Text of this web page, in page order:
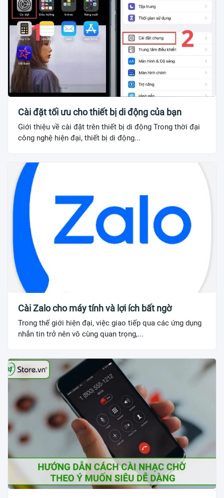
Cài đặt tối ưu cho thiết bị di động của bạn
Giới thiệu về cài đặt trên thiết bị di động Trong thời đại
công nghệ hiện đại, thiết bị di động...
Cài Zalo cho máy tính và lợi ích bất ngờ
Trong thế giới hiện đại, việc giao tiếp qua các ứng dụng
nhắn tin trở nên vô cùng quan trọng,...